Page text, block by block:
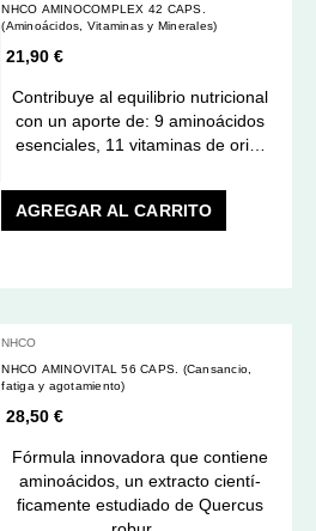
NHCO AMINOCOMPLEX 42 CAPS.
(Aminoácidos, Vitaminas y Minerales)
21,90 €
Contribuye al equilibrio nutricional
con un aporte de: 9 aminoácidos
esenciales, 11 vitaminas de ori…
AGREGAR AL CARRITO
NHCO
NHCO AMINOVITAL 56 CAPS. (Cansancio,
fatiga y agotamiento)
28,50 €
Fórmula innovadora que contiene
aminoácidos, un extracto cientí­
ficamente estudiado de Quercus